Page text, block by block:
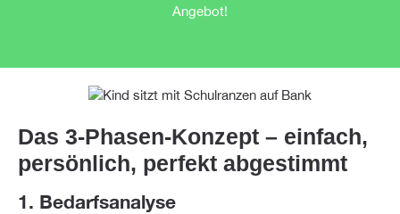
Angebot!
Das 3-Phasen-Konzept – einfach,
persönlich, perfekt abgestimmt
1. Bedarfsanalyse